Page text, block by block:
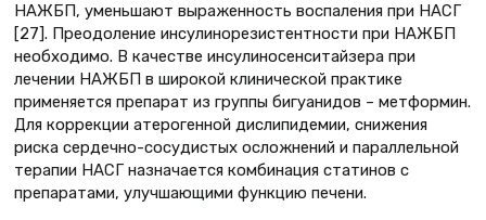
НАЖБП, уменьшают выраженность воспаления при НАСГ
[27]. Преодоление инсулинорезистентности при НАЖБП
необходимо. В качестве инсулиносенситайзера при
лечении НАЖБП в широкой клинической практике
применяется препарат из группы бигуанидов – метформин.
Для коррекции атерогенной дислипидемии, снижения
риска сердечно-сосудистых осложнений и параллельной
терапии НАСГ назначается комбинация статинов с
препаратами, улучшающими функцию печени.